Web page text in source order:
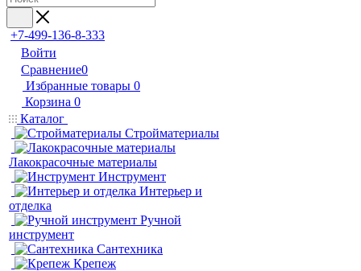
+7-499-136-8-333
Войти
Сравнение0
Избранные товары 0
Корзина 0
Каталог
Стройматериалы
Лакокрасочные материалы
Инструмент
Интерьер и
отделка
Ручной
инструмент
Сантехника
Крепеж